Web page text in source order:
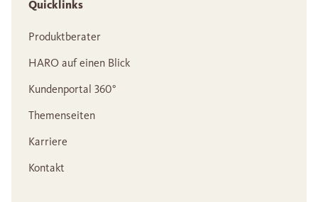
Quicklinks
Produktberater
HARO auf einen Blick
Kundenportal 360°
Themenseiten
Karriere
Kontakt